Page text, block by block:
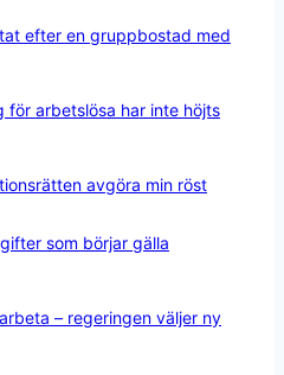
efter en gruppbostad med
för arbetslösa har inte höjts
avgöra min röst
som börjar gälla
– regeringen väljer ny